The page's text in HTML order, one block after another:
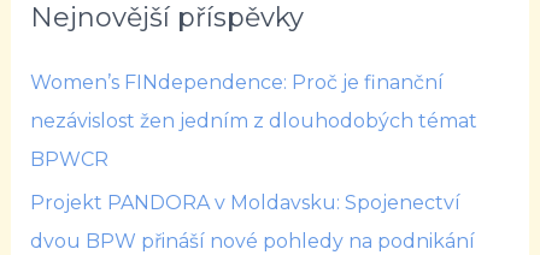
Nejnovější příspěvky
Women’s FINdependence: Proč je finanční
nezávislost žen jedním z dlouhodobých témat
BPWCR
Projekt PANDORA v Moldavsku: Spojenectví
dvou BPW přináší nové pohledy na podnikání